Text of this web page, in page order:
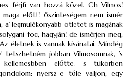
férjfi van hozzá közel. Oh Vilmos!
előtt! őszinteségem nem ismér
a’ legmulékonyabb ötletet is magának
fog, hagyján! de ismérjen-meg,
életnek is vannak kivánatai. Mindég
tetszhetném jobban Vilmosomnak, ’s
kellemesbben előtte, ’s tükörben
nyersz-e tőle valljon, egy